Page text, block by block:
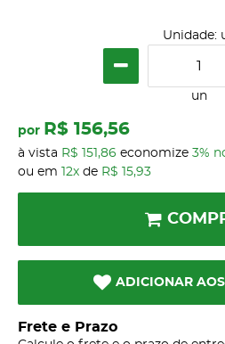
Unidade:
un
por R$ 156,56
à vista R$ 151,86 economize 3%
ou em
12x de R$ 15,93
ADICIONAR
Frete e Prazo